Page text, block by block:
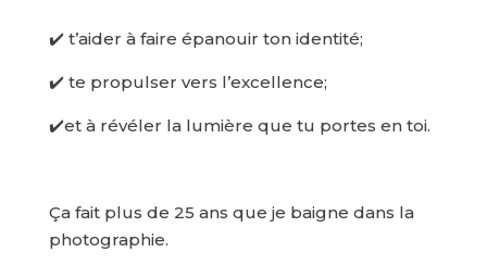
✔️ t’aider à faire épanouir ton identité;
✔️ te propulser vers l’excellence;
✔️et à révéler la lumière que tu portes en toi.
Ça fait plus de 25 ans que je baigne dans la
photographie.